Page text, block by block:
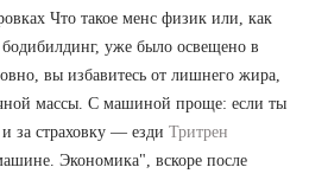
Что такое менс физик или, как
уже было освещено в
вы избавитесь от лишнего жира,
массы. С машиной проще: если ты
за страховку — езди Тритрен
Экономика", вскоре после